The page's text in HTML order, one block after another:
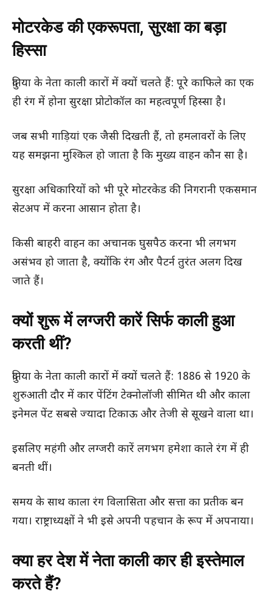
मोटरकेड की एकरूपता, सुरक्षा का बड़ा
हिस्सा
दुनिया के नेता काली कारों में क्यों चलते हैं: पूरे काफिले का एक
ही रंग में होना सुरक्षा प्रोटोकॉल का महत्वपूर्ण हिस्सा है।
जब सभी गाड़ियां एक जैसी दिखती हैं, तो हमलावरों के लिए
यह समझना मुश्किल हो जाता है कि मुख्य वाहन कौन सा है।
सुरक्षा अधिकारियों को भी पूरे मोटरकेड की निगरानी एकसमान
सेटअप में करना आसान होता है।
किसी बाहरी वाहन का अचानक घुसपैठ करना भी लगभग
असंभव हो जाता है, क्योंकि रंग और पैटर्न तुरंत अलग दिख
जाते हैं।
क्यों शुरू में लग्जरी कारें सिर्फ काली हुआ
करती थीं?
दुनिया के नेता काली कारों में क्यों चलते हैं: 1886 से 1920 के
शुरुआती दौर में कार पेंटिंग टेक्नोलॉजी सीमित थी और काला
इनेमल पेंट सबसे ज्यादा टिकाऊ और तेजी से सूखने वाला था।
इसलिए महंगी और लग्जरी कारें लगभग हमेशा काले रंग में ही
बनती थीं।
समय के साथ काला रंग विलासिता और सत्ता का प्रतीक बन
गया। राष्ट्राध्यक्षों ने भी इसे अपनी पहचान के रूप में अपनाया।
क्या हर देश में नेता काली कार ही इस्तेमाल
करते हैं?